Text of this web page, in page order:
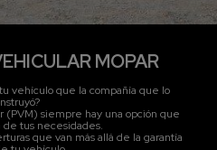
MOPAR
vehículo que la compañía que lo
(PVM) siempre hay una opción que
de tus necesidades.
que van más allá de la garantía